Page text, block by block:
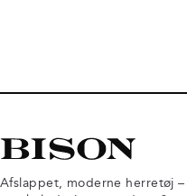
Afslappet, moderne herretøj